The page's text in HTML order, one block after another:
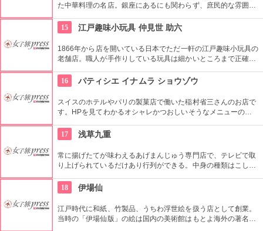
た中華料理の名店。銀座にあるにも関わらず、庶民的な雰囲気
を得ています。
15 江戸趣味小玩具 仲見世 助六
1866年から店を開いている日本でただ一軒の江戸趣味小玩具の
老舗店。職人が手作りしている玩具は細かいところまで正確に
16
パティシエ イナムラ ショウゾウ
スイスのホテルやパリの製菓店で働いた稲村省三さんのお店で
す。HPを見てわかるオシャレかつおしいそうなメニューの
を絶えません。
17 浅草九重
常に揚げたてが味わえるあげまんじゅう専門店で、テレビで取
り上げられているだけあり行列ができる。中身の種類はこし
18
伊場仙
江戸時代に和紙、竹製品、うちわ浮世絵を扱う店として創業。
当時の「伊場仙版」の絵は国内の美術館はもとよ海外の著名美